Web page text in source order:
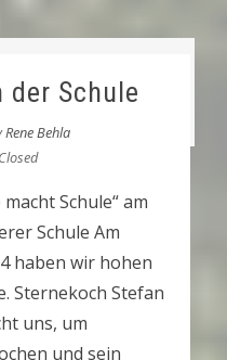
der Schule
Rene Behla
Schule“ am
Schule Am
haben wir hohen
Sternekoch Stefan
uns, um
und sein